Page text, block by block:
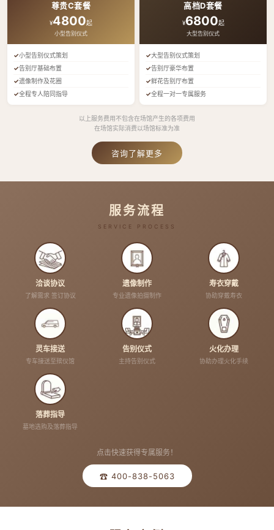
尊贵C套餐
¥4800起
小型告别仪式
小型告别仪式策划
告别厅基础布置
遗像制作及花圈
全程专人陪同指导
高档D套餐
¥6800起
大型告别仪式
大型告别仪式策划
告别厅豪华布置
鲜花告别厅布置
全程一对一专属服务
以上服务费用不包含在场馆产生的各项费用
在场馆实际消费以场馆标准为准
咨询了解更多
服务流程
SERVICE PROCESS
洽谈协议
了解需求 签订协议
遗像制作
专业遗像拍摄制作
寿衣穿戴
协助穿戴寿衣
灵车接送
专车接送至殡仪馆
告别仪式
主持告别仪式
火化办理
协助办理火化手续
落葬指导
墓地选购及落葬指导
点击快速获得专属服务！
☎ 400-838-5063